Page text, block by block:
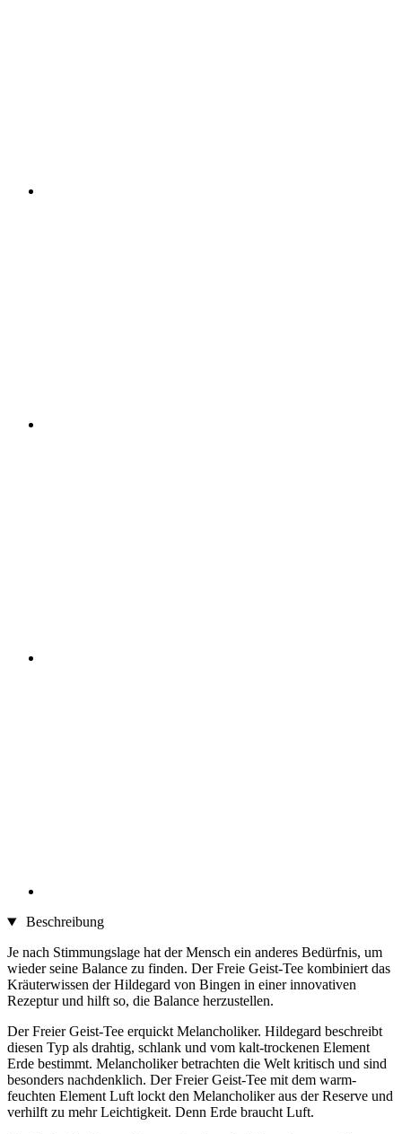
Beschreibung
Je nach Stimmungslage hat der Mensch ein anderes Bedürfnis, um
wieder seine Balance zu finden. Der Freie Geist-Tee kombiniert das
Kräuterwissen der Hildegard von Bingen in einer innovativen
Rezeptur und hilft so, die Balance herzustellen.
Der Freier Geist-Tee erquickt Melancholiker. Hildegard beschreibt
diesen Typ als drahtig, schlank und vom kalt-trockenen Element
Erde bestimmt. Melancholiker betrachten die Welt kritisch und sind
besonders nachdenklich. Der Freier Geist-Tee mit dem warm-
feuchten Element Luft lockt den Melancholiker aus der Reserve und
verhilft zu mehr Leichtigkeit. Denn Erde braucht Luft.